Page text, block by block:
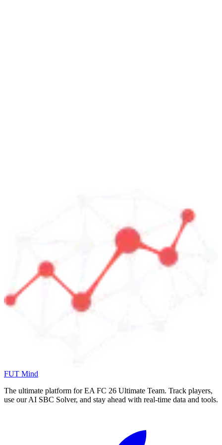
FUT Mind
The ultimate platform for EA FC 26 Ultimate Team. Track players,
use our AI SBC Solver, and stay ahead with real-time data and tools.